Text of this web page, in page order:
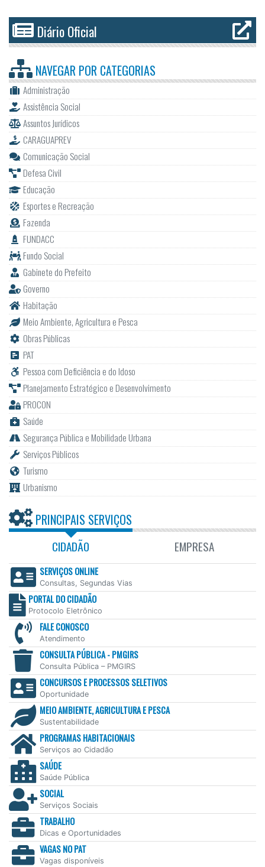
Diário Oficial
NAVEGAR POR CATEGORIAS
Administração
Assistência Social
Assuntos Jurídicos
CARAGUAPREV
Comunicação Social
Defesa Civil
Educação
Esportes e Recreação
Fazenda
FUNDACC
Fundo Social
Gabinete do Prefeito
Governo
Habitação
Meio Ambiente, Agricultura e Pesca
Obras Públicas
PAT
Pessoa com Deficiência e do Idoso
Planejamento Estratégico e Desenvolvimento
PROCON
Saúde
Segurança Pública e Mobilidade Urbana
Serviços Públicos
Turismo
Urbanismo
PRINCIPAIS SERVIÇOS
CIDADÃO EMPRESA
SERVIÇOS ONLINE
Consultas, Segundas Vias
PORTAL DO CIDADÃO
Protocolo Eletrônico
FALE CONOSCO
Atendimento
CONSULTA PÚBLICA - PMGIRS
Consulta Pública – PMGIRS
CONCURSOS E PROCESSOS SELETIVOS
Oportunidade
MEIO AMBIENTE, AGRICULTURA E PESCA
Sustentabilidade
PROGRAMAS HABITACIONAIS
Serviços ao Cidadão
SAÚDE
Saúde Pública
SOCIAL
Serviços Sociais
TRABALHO
Dicas e Oportunidades
VAGAS NO PAT
Vagas disponíveis